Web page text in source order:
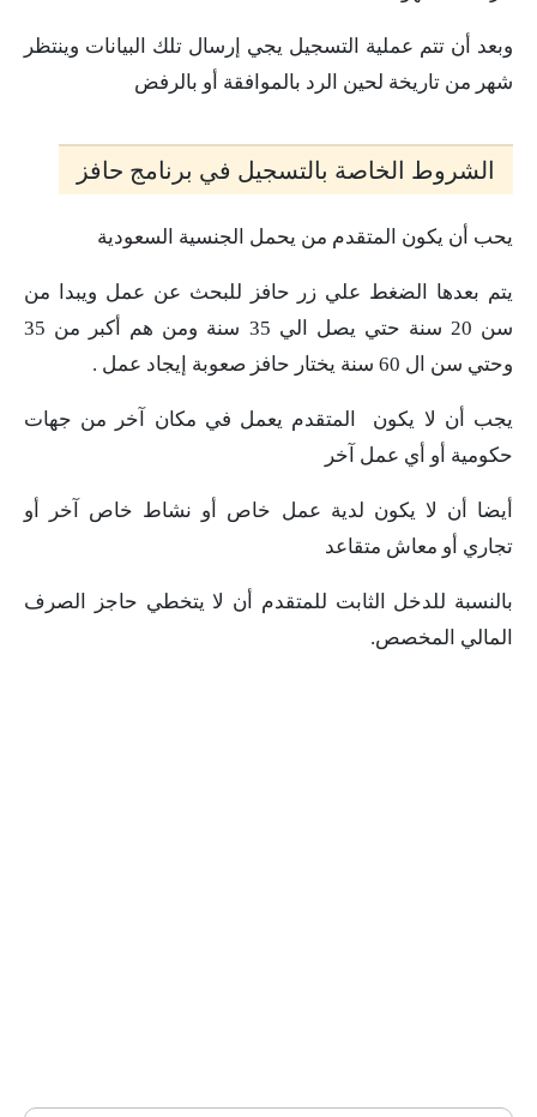
وبعد أن تتم عملية التسجيل يجي إرسال تلك البيانات وينتظر
شهر من تاريخة لحين الرد بالموافقة أو بالرفض
الشروط الخاصة بالتسجيل في برنامج حافز
يحب أن يكون المتقدم من يحمل الجنسية السعودية
يتم بعدها الضغط علي زر حافز للبحث عن عمل ويبدا من
سن 20 سنة حتي يصل الي 35 سنة ومن هم أكبر من 35
وحتي سن ال 60 سنة يختار حافز صعوبة إيجاد عمل .
يجب أن لا يكون المتقدم يعمل في مكان آخر من جهات
حكومية أو أي عمل آخر
أيضا أن لا يكون لدية عمل خاص أو نشاط خاص آخر أو
تجاري أو معاش متقاعد
بالنسبة للدخل الثابت للمتقدم أن لا يتخطي حاجز الصرف
المالي المخصص.